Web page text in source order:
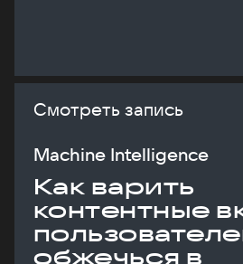
Смотреть запись
Machine Intelligence
Как варить
контентные
обжечься в